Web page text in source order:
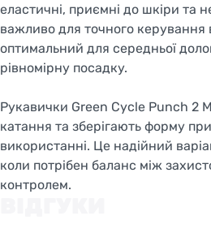
еластичні, приємні до шкіри та
важливо для точного керування
оптимальний для середньої
рівномірну посадку.
Рукавички Green Cycle Punch 2
катання та зберігають форму
використанні. Це надійний
коли потрібен баланс між
контролем.